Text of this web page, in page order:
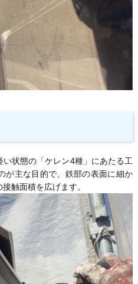
状態の「ケレン4種」にあたる工
が主な目的で、鉄部の表面に細か
触面積を広げます。